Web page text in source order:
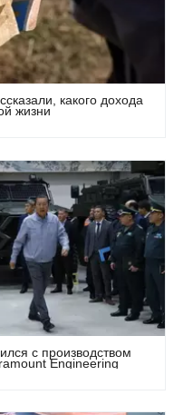
какого дохода
жизни
с производством
Engineering